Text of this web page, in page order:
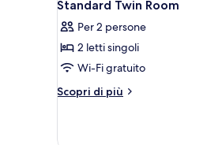
non
fumatori
tutte
le
foto
per
Standard
Standard Twin Room
Per 2 persone
2 letti singoli
Wi-Fi gratuito
Scopri di più
Altri